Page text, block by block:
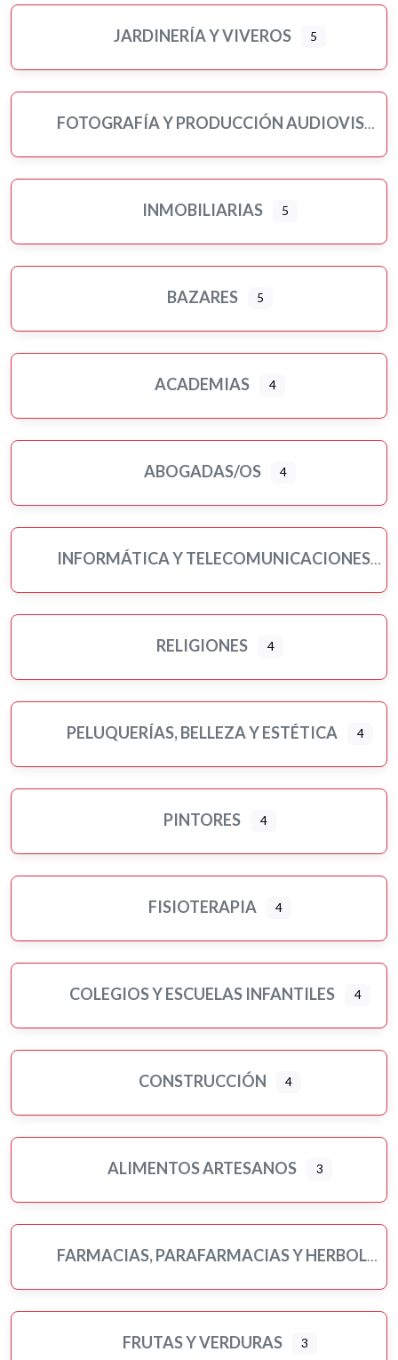
JARDINERÍA Y VIVEROS 5
FOTOGRAFÍA Y PRODUCCIÓN AUDIOVISUAL
INMOBILIARIAS 5
BAZARES 5
ACADEMIAS 4
ABOGADAS/OS 4
INFORMÁTICA Y TELECOMUNICACIONES
RELIGIONES 4
PELUQUERÍAS, BELLEZA Y ESTÉTICA 4
PINTORES 4
FISIOTERAPIA 4
COLEGIOS Y ESCUELAS INFANTILES 4
CONSTRUCCIÓN 4
ALIMENTOS ARTESANOS 3
FARMACIAS, PARAFARMACIAS Y HERBOLARIOS
FRUTAS Y VERDURAS 3